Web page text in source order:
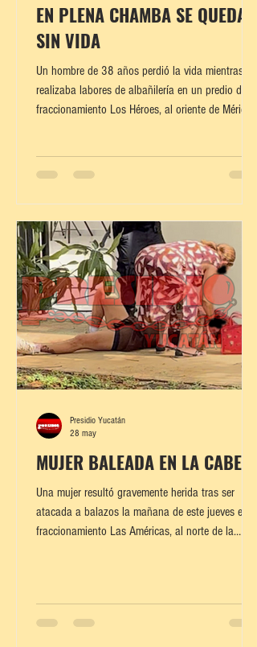
EN PLENA CHAMBA SE QUEDA
SIN VIDA
Un hombre de 38 años perdió la vida mientras
realizaba labores de albañilería en un predio del
fraccionamiento Los Héroes, al oriente de Mérida.
pero repentinamente se desvaneció frente a uno
tensión en la obra. Al percatarse de que no
reaccionaba, solicitaron apoyo de los servicios de
emergencia. Paramédicos arribaron al sitio, pero
únic
MUJER BALEADA EN LA CABEZA
Una mujer resultó gravemente herida tras ser
atacada a balazos la mañana de este jueves en el
fraccionamiento Las Américas, al norte de la
al parecer salía de su domicilio. Vecinos
alarmados por las detonaciones dieron aviso
Presidio Yucatán
28 may